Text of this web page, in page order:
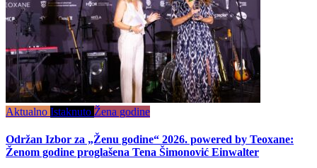
Aktualno Istaknuto Žena godine
Održan Izbor za „Ženu godine“ 2026. powered by Teoxane:
Ženom godine proglašena Tena Šimonović Einwalter